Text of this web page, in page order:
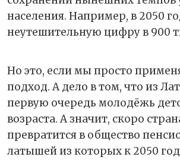
населения. Например, в 2050
неутешительную цифру в 900
Но это, если мы просто
подход. А дело в том, что из
первую очередь молодёжь
возраста. А значит, скоро
превратится в общество
латышей из которых к 2050